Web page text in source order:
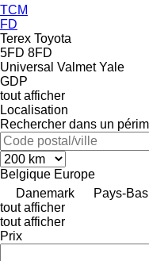
TCM
FD
Terex Toyota
5FD 8FD
Universal Valmet Yale
GDP
tout afficher
Localisation
Rechercher dans un
Belgique Europe
Danemark
Pays-Bas
tout afficher
tout afficher
Prix